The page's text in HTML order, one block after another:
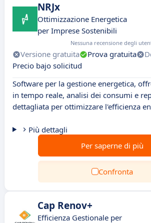
NRJx
Ottimizzazione Energetica
per Imprese Sostenibili
Nessuna recensione degli
Versione gratuita Prova gratuita
Precio bajo solicitud
Software per la gestione energetica,
in tempo reale, analisi dei consumi e
dettagliata per ottimizzare l'efficienza
Più dettagli
Per saperne di più
Confronta
Cap Renov+
Efficienza Gestionale per